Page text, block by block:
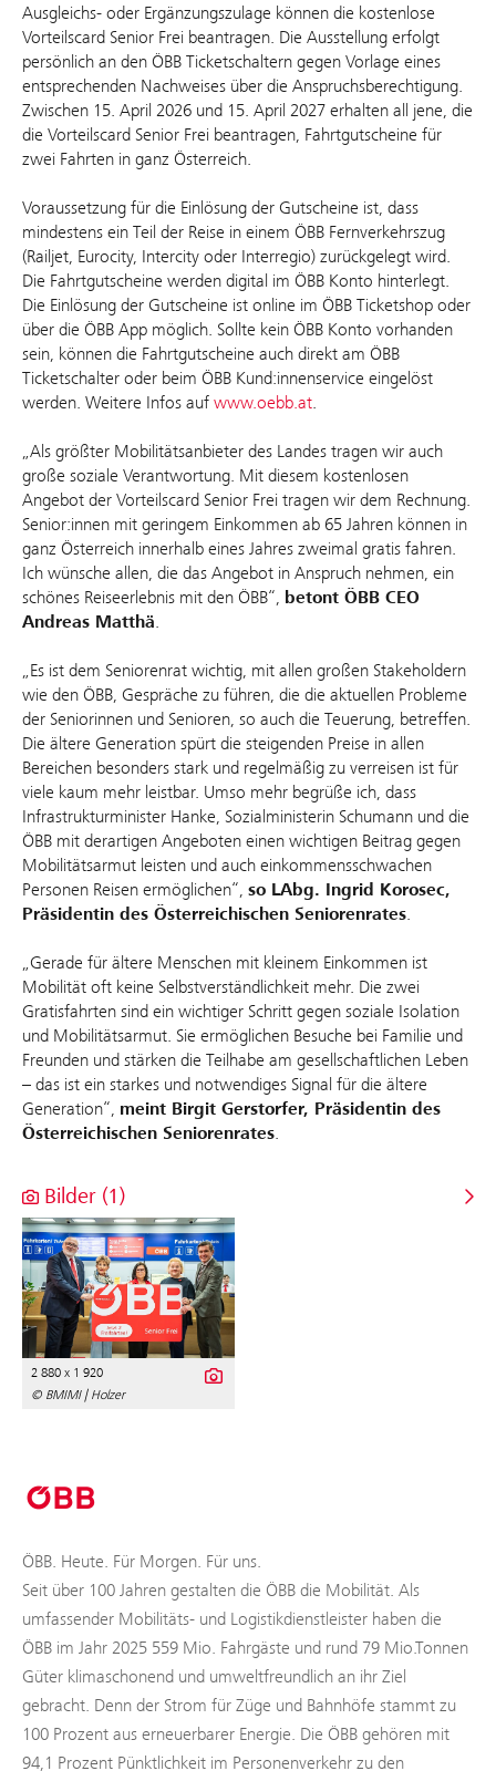
Ausgleichs- oder Ergänzungszulage können die kostenlose
Vorteilscard Senior Frei beantragen. Die Ausstellung erfolgt
persönlich an den ÖBB Ticketschaltern gegen Vorlage eines
entsprechenden Nachweises über die Anspruchsberechtigung.
Zwischen 15. April 2026 und 15. April 2027 erhalten all jene, die
die Vorteilscard Senior Frei beantragen, Fahrtgutscheine für
zwei Fahrten in ganz Österreich.
Voraussetzung für die Einlösung der Gutscheine ist, dass
mindestens ein Teil der Reise in einem ÖBB Fernverkehrszug
(Railjet, Eurocity, Intercity oder Interregio) zurückgelegt wird.
Die Fahrtgutscheine werden digital im ÖBB Konto hinterlegt.
Die Einlösung der Gutscheine ist online im ÖBB Ticketshop oder
über die ÖBB App möglich. Sollte kein ÖBB Konto vorhanden
sein, können die Fahrtgutscheine auch direkt am ÖBB
Ticketschalter oder beim ÖBB Kund:innenservice eingelöst
werden. Weitere Infos auf www.oebb.at
„Als größter Mobilitätsanbieter des Landes tragen wir auch
große soziale Verantwortung. Mit diesem kostenlosen
Angebot der Vorteilscard Senior Frei tragen wir dem Rechnung.
Senior:innen mit geringem Einkommen ab 65 Jahren können in
ganz Österreich innerhalb eines Jahres zweimal gratis fahren.
Ich wünsche allen, die das Angebot in Anspruch nehmen, ein
schönes Reiseerlebnis mit den ÖBB“, betont ÖBB CEO
Andreas Matthä
„Es ist dem Seniorenrat wichtig, mit allen großen Stakeholdern
wie den ÖBB, Gespräche zu führen, die die aktuellen Probleme
der Seniorinnen und Senioren, so auch die Teuerung, betreffen.
Die ältere Generation spürt die steigenden Preise in allen
Bereichen besonders stark und regelmäßig zu verreisen ist für
viele kaum mehr leistbar. Umso mehr begrüße ich, dass
Infrastrukturminister Hanke, Sozialministerin Schumann und die
ÖBB mit derartigen Angeboten einen wichtigen Beitrag gegen
Mobilitätsarmut leisten und auch einkommensschwachen
Personen Reisen ermöglichen“, so LAbg. Ingrid Korosec,
Präsidentin des Österreichischen Seniorenrates
„Gerade für ältere Menschen mit kleinem Einkommen ist
Mobilität oft keine Selbstverständlichkeit mehr. Die zwei
Gratisfahrten sind ein wichtiger Schritt gegen soziale Isolation
und Mobilitätsarmut. Sie ermöglichen Besuche bei Familie und
Freunden und stärken die Teilhabe am gesellschaftlichen Leben
– das ist ein starkes und notwendiges Signal für die ältere
Generation“, meint Birgit Gerstorfer, Präsidentin des
Österreichischen Seniorenrates
Bilder (1)
2 880 x 1 920
© BMIMI | Holzer
ÖBB. Heute. Für Morgen. Für uns.
Seit über 100 Jahren gestalten die ÖBB die Mobilität. Als
umfassender Mobilitäts- und Logistikdienstleister haben die
ÖBB im Jahr 2025 559 Mio. Fahrgäste und rund 79 Mio.Tonnen
Güter klimaschonend und umweltfreundlich an ihr Ziel
gebracht. Denn der Strom für Züge und Bahnhöfe stammt zu
100 Prozent aus erneuerbarer Energie. Die ÖBB gehören mit
94,1 Prozent Pünktlichkeit im Personenverkehr zu den